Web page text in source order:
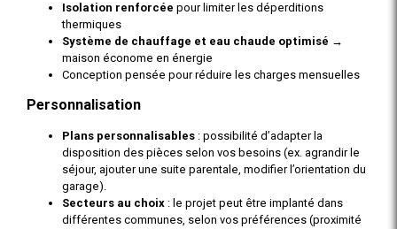
Isolation renforcée pour limiter les déperditions
thermiques
Système de chauffage et eau chaude optimisé →
maison économe en énergie
Conception pensée pour réduire les charges mensuelles
Personnalisation
Plans personnalisables : possibilité d’adapter la
disposition des pièces selon vos besoins (ex. agrandir le
séjour, ajouter une suite parentale, modifier l’orientation du
garage).
Secteurs au choix : le projet peut être implanté dans
différentes communes, selon vos préférences (proximité